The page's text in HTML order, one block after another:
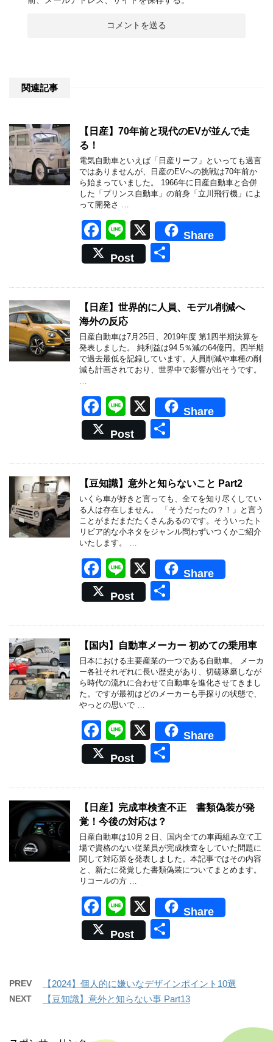
関連記事
【日産】70年前と現代のEVが並んで走
る！
電気自動車といえば「日産リーフ」といっても過言
ではありませんが、日産のEVへの挑戦は70年前か
ら始まっていました。 1966年に日産自動車と合併
した「プリンス自動車」の前身「立川飛行機」によ
って開発さ …
F
a
c
e
b
o
o
k
Li
n
e
X
Share
Post
【日産】世界的に人員、モデル削減へ
海外の反応
日産自動車は7月25日、2019年度 第1四半期決算を
発表しました。 純利益は94.5％減の64億円。四半期
で過去最低を記録しています。人員削減や車種の削
減も計画されており、世界中で影響が出そうです。
F
a
c
e
b
o
o
k
Li
n
e
X
Share
Post
【豆知識】意外と知らないこと Part2
いくら車が好きと言っても、全てを知り尽くしてい
る人は存在しません。 「そうだったの？！」と言う
ことがまだまだたくさんあるのです。そういったト
リビア的な小ネタをジャンル問わずいつくかご紹介
いたします。 …
F
a
c
e
b
o
o
k
Li
n
e
X
Share
Post
【国内】自動車メーカー 初めての乗用車
日本における主要産業の一つである自動車。 メーカ
ー各社それぞれに長い歴史があり、切磋琢磨しなが
ら時代の流れに合わせて自動車を進化させてきまし
た。ですが最初はどのメーカーも手探りの状態で、
やっとの思いで …
F
a
c
e
b
o
o
k
Li
n
e
X
Share
Post
【日産】完成車検査不正 書類偽装が発
覚！今後の対応は？
日産自動車は10月２日、国内全ての車両組み立て工
場で資格のない従業員が完成検査をしていた問題に
関して対応策を発表しました。本記事ではその内容
と、新たに発覚した書類偽装についてまとめます。
リコールの方 …
F
a
c
b
o
Li
n
e
X
Share
Post
PREV 【2024】個人的に嫌いなデザインポイント10選
NEXT 【豆知識】意外と知らない事 Part13